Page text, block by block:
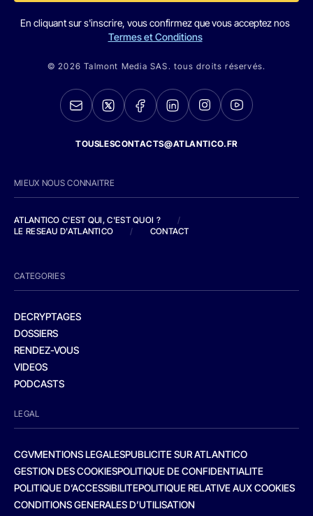
En cliquant sur s'inscrire, vous confirmez que vous acceptez nos
Termes et Conditions
© 2026 Talmont Media SAS. tous droits réservés.
TOUSLESCONTACTS@ATLANTICO.FR
MIEUX NOUS CONNAITRE
ATLANTICO C'EST QUI, C'EST QUOI ?
/
LE RESEAU D'ATLANTICO
/ CONTACT
CATEGORIES
DECRYPTAGES
DOSSIERS
RENDEZ-VOUS
VIDEOS
PODCASTS
LEGAL
CGVMENTIONS LEGALESPUBLICITE SUR ATLANTICO
GESTION DES COOKIESPOLITIQUE DE CONFIDENTIALITE
POLITIQUE D’ACCESSIBILITEPOLITIQUE RELATIVE AUX COOKIES
CONDITIONS GENERALES D’UTILISATION